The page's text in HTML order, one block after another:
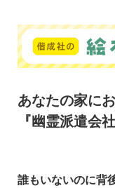
あなたの家に
『幽霊派遣会社
誰もいないのに